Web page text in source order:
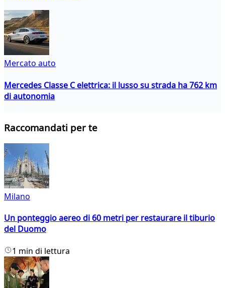
Mercato auto
Mercedes Classe C elettrica: il lusso su strada ha 762 km
di autonomia
Raccomandati per te
Milano
Un ponteggio aereo di 60 metri per restaurare il tiburio
del Duomo
1 min di lettura